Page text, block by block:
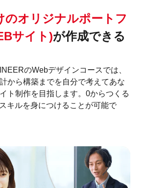
のオリジナルポートフ
サイト)が作成できる
のWebデザインコースでは、
から構築までを自分で考えてあな
ト制作を目指します。0からつくる
キルを身につけることが可能で